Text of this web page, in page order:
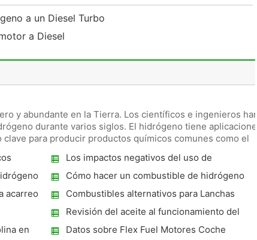
a un Diesel Turbo
a Diesel
y abundante en la Tierra. Los científicos e ingenieros han
durante varios siglos. El hidrógeno tiene aplicaciones
para producir productos químicos comunes como el
Los impactos negativos del uso de
Biodiesel
Cómo hacer un combustible de hidrógeno
con pilas de la célula
acarreo
Combustibles alternativos para Lanchas
Revisión del aceite al funcionamiento del
motor
en
Datos sobre Flex Fuel Motores Coche